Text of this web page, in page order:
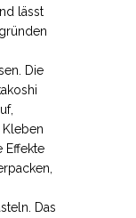
lässt
Die
Effekte
Das